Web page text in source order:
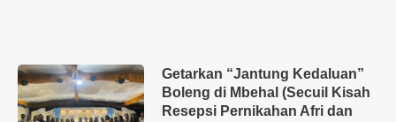
Getarkan “Jantung Kedaluan”
Boleng di Mbehal (Secuil Kisah
Resepsi Pernikahan Afri dan